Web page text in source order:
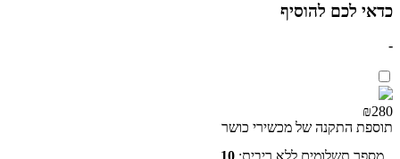
כדאי לכם להוסיף
-
₪280
תוספת התקנה של מכשירי כושר